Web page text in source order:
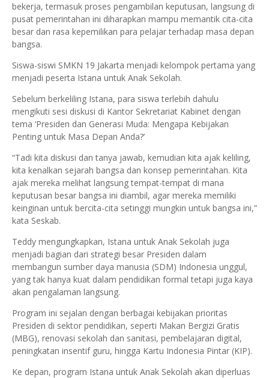
bekerja, termasuk proses pengambilan keputusan, langsung di
pusat pemerintahan ini diharapkan mampu memantik cita-cita
besar dan rasa kepemilikan para pelajar terhadap masa depan
bangsa.
Siswa-siswi SMKN 19 Jakarta menjadi kelompok pertama yang
menjadi peserta Istana untuk Anak Sekolah.
Sebelum berkeliling Istana, para siswa terlebih dahulu
mengikuti sesi diskusi di Kantor Sekretariat Kabinet dengan
tema ‘Presiden dan Generasi Muda: Mengapa Kebijakan
Penting untuk Masa Depan Anda?’
“Tadi kita diskusi dan tanya jawab, kemudian kita ajak keliling,
kita kenalkan sejarah bangsa dan konsep pemerintahan. Kita
ajak mereka melihat langsung tempat-tempat di mana
keputusan besar bangsa ini diambil, agar mereka memiliki
keinginan untuk bercita-cita setinggi mungkin untuk bangsa ini,”
kata Seskab.
Teddy mengungkapkan, Istana untuk Anak Sekolah juga
menjadi bagian dari strategi besar Presiden dalam
membangun sumber daya manusia (SDM) Indonesia unggul,
yang tak hanya kuat dalam pendidikan formal tetapi juga kaya
akan pengalaman langsung.
Program ini sejalan dengan berbagai kebijakan prioritas
Presiden di sektor pendidikan, seperti Makan Bergizi Gratis
(MBG), renovasi sekolah dan sanitasi, pembelajaran digital,
peningkatan insentif guru, hingga Kartu Indonesia Pintar (KIP).
Ke depan, program Istana untuk Anak Sekolah akan diperluas